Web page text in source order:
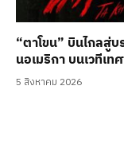
“ตาโขน” บินไกลสู่
นอเมริกา บนเวทีเ
5 สิงหาคม 2026